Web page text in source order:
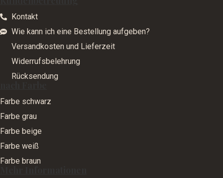
Kontakt
Wie kann ich eine Bestellung aufgeben?
Versandkosten und Lieferzeit
Widerrufsbelehrung
Rücksendung
Farbe schwarz
Farbe grau
Farbe beige
Farbe weiß
Farbe braun